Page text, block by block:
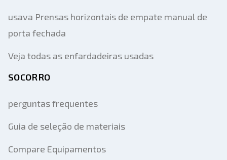
usava Prensas horizontais de empate manual de
porta fechada
Veja todas as enfardadeiras usadas
SOCORRO
perguntas frequentes
Guia de seleção de materiais
Compare Equipamentos